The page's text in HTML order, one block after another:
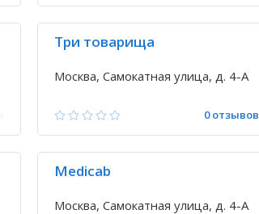
Три товарища
Москва, Самокатная улица, д. 4-А
0 отзывов
Medicab
Москва, Самокатная улица, д. 4-А